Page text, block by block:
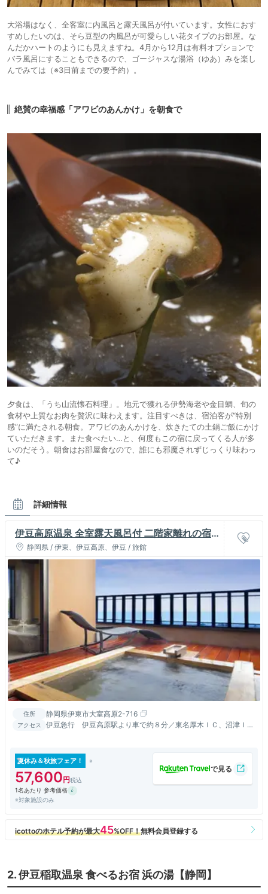
大浴場はなく、全客室に内風呂と露天風呂が付いています。女性におす
すめしたいのは、そら豆型の内風呂が可愛らしい花タイプのお部屋。な
んだかハートのようにも見えますね。4月から12月は有料オプションで
バラ風呂にすることもできるので、ゴージャスな湯浴（ゆあ）みを楽し
んでみては（※3日前までの要予約）。
絶賛の幸福感「アワビのあんかけ」を朝食で
夕食は、「うち山流懐石料理」。地元で獲れる伊勢海老や金目鯛、旬の
食材や上質なお肉を贅沢に味わえます。注目すべきは、宿泊客が“特別
感”に満たされる朝食。アワビのあんかけを、炊きたての土鍋ご飯にかけ
ていただきます。また食べたい…と、何度もこの宿に戻ってくる人が多
いのだそう。朝食はお部屋食なので、誰にも邪魔されずじっくり味わっ
て♪
詳細情報
伊豆高原温泉 全室露天風呂付 二階家離れの宿
お宿うち山
静岡県 / 伊東、伊豆高原、伊豆 / 旅館
住所 静岡県伊東市大室高原2-716
アクセス
伊豆急行 伊豆高原駅より車で約８分／東名厚木ＩＣ、沼津ＩＣ
夏休み＆秋旅フェア！
57,600
1名あたり 参考価格
※対象施設のみ
2. 伊豆稲取温泉 食べるお宿 浜の湯【静岡】